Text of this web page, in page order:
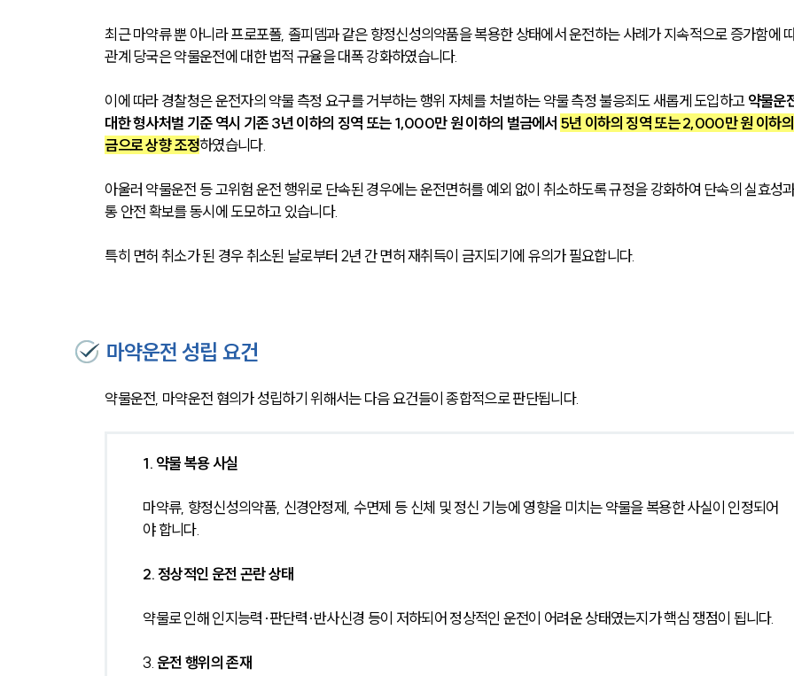
최근 마약류 뿐 아니라 프로포폴, 졸피뎀과 같은 향정신성의약품을 복용한 상태에서 운전하는 사례가 지속적으로 증가함에
관계 당국은 약물운전에 대한 법적 규율을 대폭 강화하였습니다.
이에 따라 경찰청은 운전자의 약물 측정 요구를 거부하는 행위 자체를 처벌하는 약물 측정 불응죄도 새롭게 도입하고 약물운
대한 형사처벌 기준 역시 기존 3년 이하의 징역 또는 1,000만 원 이하의 벌금에서 5년 이하의 징역 또는 2,000만 원 이하
금으로 상향 조정하였습니다.
아울러 약물운전 등 고위험 운전 행위로 단속된 경우에는 운전면허를 예외 없이 취소하도록 규정을 강화하여 단속의 실효성
통 안전 확보를 동시에 도모하고 있습니다.
특히 면허 취소가 된 경우 취소된 날로부터 2년 간 면허 재취득이 금지되기에 유의가 필요합니다.
마약운전 성립 요건
약물운전, 마약운전 혐의가 성립하기 위해서는 다음 요건들이 종합적으로 판단됩니다.
1. 약물 복용 사실
마약류, 향정신성의약품, 신경안정제, 수면제 등 신체 및 정신 기능에 영향을 미치는 약물을 복용한 사실이 인정되어
야 합니다.
2. 정상적인 운전 곤란 상태
약물로 인해 인지능력·판단력·반사신경 등이 저하되어 정상적인 운전이 어려운 상태였는지가 핵심 쟁점이 됩니다.
3. 운전 행위의 존재